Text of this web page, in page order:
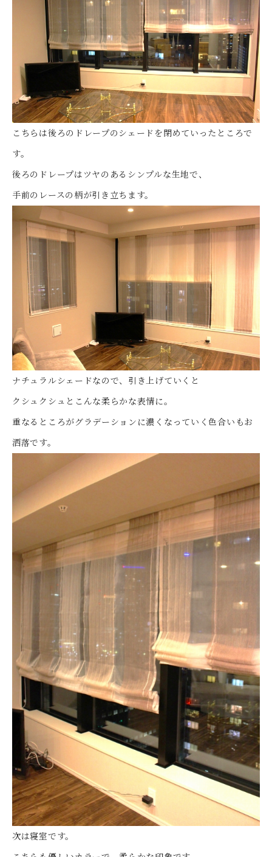
こちらは後ろのドレープのシェードを閉めていったところで
す。
後ろのドレープはツヤのあるシンプルな生地で、
手前のレースの柄が引き立ちます。
ナチュラルシェードなので、引き上げていくと
クシュクシュとこんな柔らかな表情に。
重なるところがグラデーションに濃くなっていく色合いもお
洒落です。
次は寝室です。